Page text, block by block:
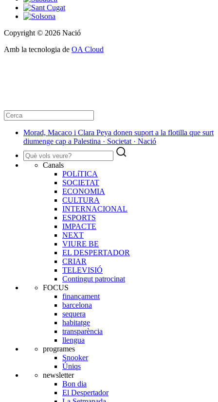
Copyright © 2026 Nació
Amb la tecnologia de OA Cloud
Morad, Macaco i Clara Peya donen suport a la flotilla que surt
diumenge cap a Palestina · Societat · Nació
Canals
POLíTICA
SOCIETAT
ECONOMIA
CULTURA
INTERNACIONAL
ESPORTS
IMPACTE
NEXT
VIURE BE
EL DESPERTADOR
CRIAR
TELEVISIÓ
Contingut patrocinat
FOCUS
finançament
barcelona
sequera
habitatge
transparència
llengua
programes
Snooker
Úniqs
newsletter
Bon dia
El Despertador